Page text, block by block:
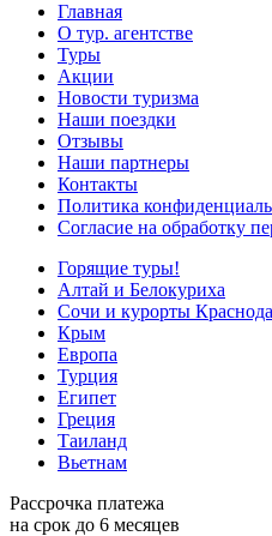
Главная
О тур. агентстве
Туры
Акции
Новости туризма
Наши поездки
Отзывы
Наши партнеры
Контакты
Политика
Согласие на обработку
Горящие туры!
Алтай и Белокуриха
Сочи и курорты
Крым
Европа
Турция
Египет
Греция
Таиланд
Вьетнам
Рассрочка платежа
на срок до 6 месяцев